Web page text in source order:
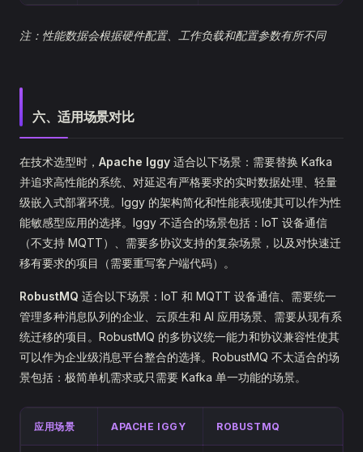
注：性能数据会根据硬件配置、工作负载和配置参数有所不同
六、适用场景对比
在技术选型时， Apache Iggy 适合以下场景：需要替换 Kafka
并追求高性能的系统、对延迟有严格要求的实时数据处理、轻量
级嵌入式部署环境。Iggy 的架构简化和性能表现使其可以作为性
能敏感型应用的选择。Iggy 不适合的场景包括：IoT 设备通信
（不支持 MQTT）、需要多协议支持的复杂场景，以及对快速迁
移有要求的项目（需要重写客户端代码）。
RobustMQ 适合以下场景：IoT 和 MQTT 设备通信、需要统一
管理多种消息队列的企业、云原生和 AI 应用场景、需要从现有系
统迁移的项目。RobustMQ 的多协议统一能力和协议兼容性使其
可以作为企业级消息平台整合的选择。RobustMQ 不太适合的场
景包括：极简单机需求或只需要 Kafka 单一功能的场景。
应用场景 APACHE IGGY ROBUSTMQ